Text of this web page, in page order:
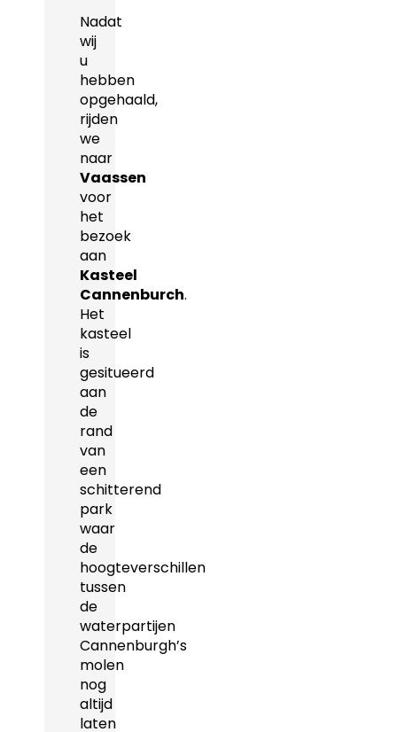
Nadat
wij
u
hebben
opgehaald,
rijden
we
naar
Vaassen
voor
het
bezoek
aan
Kasteel
Cannenburch.
Het
kasteel
is
gesitueerd
aan
de
rand
van
een
schitterend
park
waar
de
hoogteverschillen
tussen
de
waterpartijen
Cannenburgh’s
molen
nog
altijd
laten